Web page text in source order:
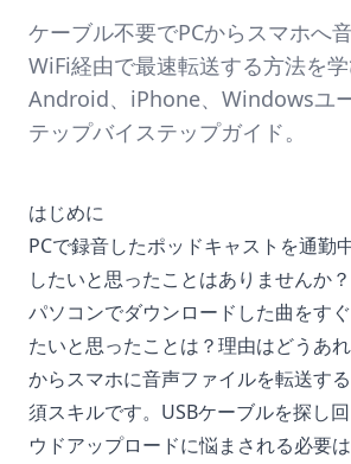
ケーブル不要でPCからスマホへ
WiFi経由で最速転送する方法を学
Android、iPhone、Windowsユ
テップバイステップガイド。
はじめに
PCで録音したポッドキャストを通勤
したいと思ったことはありませんか
パソコンでダウンロードした曲をす
たいと思ったことは？理由はどうあ
からスマホに音声ファイルを転送す
須スキルです。USBケーブルを探し
ウドアップロードに悩まされる必要は